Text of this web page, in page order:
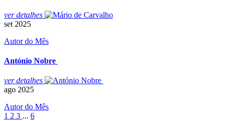
ver detalhes
set 2025
Autor do Mês
António Nobre
ver detalhes
ago 2025
Autor do Mês
1 2 3 ... 6